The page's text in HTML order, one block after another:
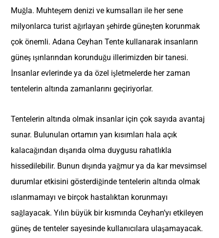
Muğla. Muhteşem denizi ve kumsalları ile her sene
milyonlarca turist ağırlayan şehirde güneşten korunmak
çok önemli. Adana Ceyhan Tente kullanarak insanların
güneş ışınlarından korunduğu illerimizden bir tanesi.
İnsanlar evlerinde ya da özel işletmelerde her zaman
tentelerin altında zamanlarını geçiriyorlar.
Tentelerin altında olmak insanlar için çok sayıda avantaj
sunar. Bulunulan ortamın yan kısımları hala açık
kalacağından dışarıda olma duygusu rahatlıkla
hissedilebilir. Bunun dışında yağmur ya da kar mevsimsel
durumlar etkisini gösterdiğinde tentelerin altında olmak
ıslanmamayı ve birçok hastalıktan korunmayı
sağlayacak. Yılın büyük bir kısmında Ceyhan’yı etkileyen
güneş de tenteler sayesinde kullanıcılara ulaşamayacak.